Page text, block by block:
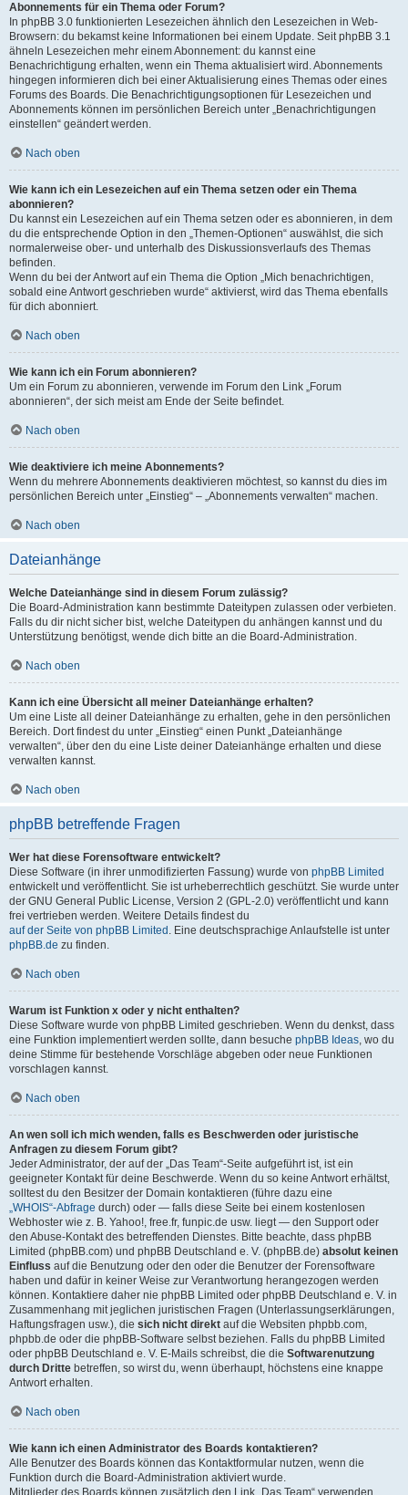
Abonnements für ein Thema oder Forum?
In phpBB 3.0 funktionierten Lesezeichen ähnlich den Lesezeichen in Web-
Browsern: du bekamst keine Informationen bei einem Update. Seit phpBB 3.1
ähneln Lesezeichen mehr einem Abonnement: du kannst eine
Benachrichtigung erhalten, wenn ein Thema aktualisiert wird. Abonnements
hingegen informieren dich bei einer Aktualisierung eines Themas oder eines
Forums des Boards. Die Benachrichtigungsoptionen für Lesezeichen und
Abonnements können im persönlichen Bereich unter „Benachrichtigungen
einstellen“ geändert werden.
Nach oben
Wie kann ich ein Lesezeichen auf ein Thema setzen oder ein Thema
abonnieren?
Du kannst ein Lesezeichen auf ein Thema setzen oder es abonnieren, in dem
du die entsprechende Option in den „Themen-Optionen“ auswählst, die sich
normalerweise ober- und unterhalb des Diskussionsverlaufs des Themas
befinden.
Wenn du bei der Antwort auf ein Thema die Option „Mich benachrichtigen,
sobald eine Antwort geschrieben wurde“ aktivierst, wird das Thema ebenfalls
für dich abonniert.
Nach oben
Wie kann ich ein Forum abonnieren?
Um ein Forum zu abonnieren, verwende im Forum den Link „Forum
abonnieren“, der sich meist am Ende der Seite befindet.
Nach oben
Wie deaktiviere ich meine Abonnements?
Wenn du mehrere Abonnements deaktivieren möchtest, so kannst du dies im
persönlichen Bereich unter „Einstieg“ – „Abonnements verwalten“ machen.
Nach oben
Dateianhänge
Welche Dateianhänge sind in diesem Forum zulässig?
Die Board-Administration kann bestimmte Dateitypen zulassen oder verbieten.
Falls du dir nicht sicher bist, welche Dateitypen du anhängen kannst und du
Unterstützung benötigst, wende dich bitte an die Board-Administration.
Nach oben
Kann ich eine Übersicht all meiner Dateianhänge erhalten?
Um eine Liste all deiner Dateianhänge zu erhalten, gehe in den persönlichen
Bereich. Dort findest du unter „Einstieg“ einen Punkt „Dateianhänge
verwalten“, über den du eine Liste deiner Dateianhänge erhalten und diese
verwalten kannst.
Nach oben
phpBB betreffende Fragen
Wer hat diese Forensoftware entwickelt?
Diese Software (in ihrer unmodifizierten Fassung) wurde von phpBB Limited
entwickelt und veröffentlicht. Sie ist urheberrechtlich geschützt. Sie wurde unter
der GNU General Public License, Version 2 (GPL-2.0) veröffentlicht und kann
frei vertrieben werden. Weitere Details findest du
auf der Seite von phpBB Limited . Eine deutschsprachige Anlaufstelle ist unter
phpBB.de zu finden.
Nach oben
Warum ist Funktion x oder y nicht enthalten?
Diese Software wurde von phpBB Limited geschrieben. Wenn du denkst, dass
eine Funktion implementiert werden sollte, dann besuche phpBB Ideas, wo du
deine Stimme für bestehende Vorschläge abgeben oder neue Funktionen
vorschlagen kannst.
Nach oben
An wen soll ich mich wenden, falls es Beschwerden oder juristische
Anfragen zu diesem Forum gibt?
Jeder Administrator, der auf der „Das Team“-Seite aufgeführt ist, ist ein
geeigneter Kontakt für deine Beschwerde. Wenn du so keine Antwort erhältst,
solltest du den Besitzer der Domain kontaktieren (führe dazu eine
„WHOIS“-Abfrage durch) oder — falls diese Seite bei einem kostenlosen
Webhoster wie z. B. Yahoo!, free.fr, funpic.de usw. liegt — den Support oder
den Abuse-Kontakt des betreffenden Dienstes. Bitte beachte, dass phpBB
Limited (phpBB.com) und phpBB Deutschland e. V. (phpBB.de) absolut keinen
Einfluss auf die Benutzung oder den oder die Benutzer der Forensoftware
haben und dafür in keiner Weise zur Verantwortung herangezogen werden
können. Kontaktiere daher nie phpBB Limited oder phpBB Deutschland e. V. in
Zusammenhang mit jeglichen juristischen Fragen (Unterlassungserklärungen,
Haftungsfragen usw.), die sich nicht direkt auf die Websiten phpbb.com,
phpbb.de oder die phpBB-Software selbst beziehen. Falls du phpBB Limited
oder phpBB Deutschland e. V. E-Mails schreibst, die die Softwarenutzung
durch Dritte betreffen, so wirst du, wenn überhaupt, höchstens eine knappe
Antwort erhalten.
Nach oben
Wie kann ich einen Administrator des Boards kontaktieren?
Alle Benutzer des Boards können das Kontaktformular nutzen, wenn die
Funktion durch die Board-Administration aktiviert wurde.
Mitglieder des Boards können zusätzlich den Link „Das Team“ verwenden.